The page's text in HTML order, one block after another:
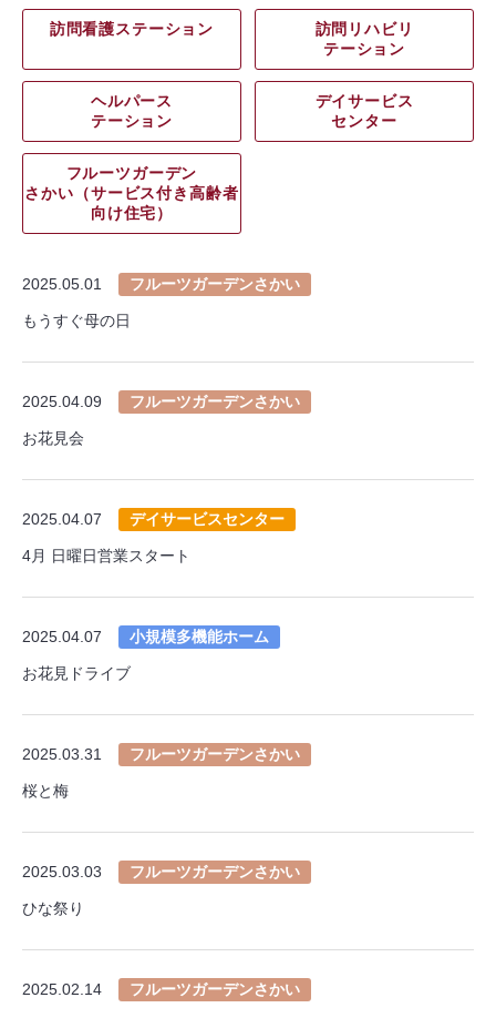
訪問看護ステーション
訪問リハビリ
テーション
ヘルパース
テーション
デイサービス
センター
フルーツガーデン
さかい（サービス付き高齢者
向け住宅）
2025.05.01 フルーツガーデンさかい
もうすぐ母の日
2025.04.09 フルーツガーデンさかい
お花見会
2025.04.07 デイサービスセンター
4月 日曜日営業スタート
2025.04.07 小規模多機能ホーム
お花見ドライブ
2025.03.31 フルーツガーデンさかい
桜と梅
2025.03.03 フルーツガーデンさかい
ひな祭り
2025.02.14 フルーツガーデンさかい